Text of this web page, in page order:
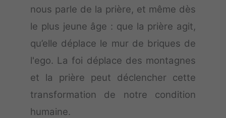
nous parle de la prière, et même dès
le plus jeune âge : que la prière agit,
qu’elle déplace le mur de briques de
l'ego. La foi déplace des montagnes
et la prière peut déclencher cette
transformation de notre condition
humaine.